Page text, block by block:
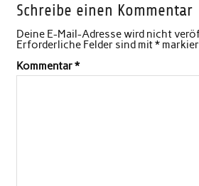
Schreibe einen Kommentar
Deine E-Mail-Adresse wird nicht
Erforderliche Felder sind mit*
Kommentar*